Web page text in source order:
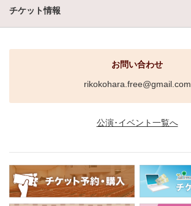
チケット情報
お問い合わせ
rikokohara.free@gmail.com
公演･イベント一覧へ